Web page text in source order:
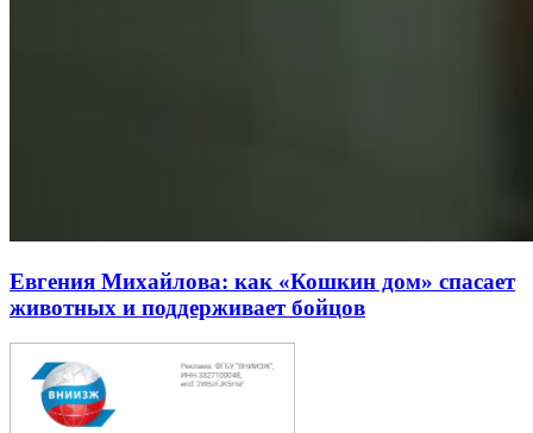
Евгения Михайлова: как «Кошкин дом» спасает
животных и поддерживает бойцов